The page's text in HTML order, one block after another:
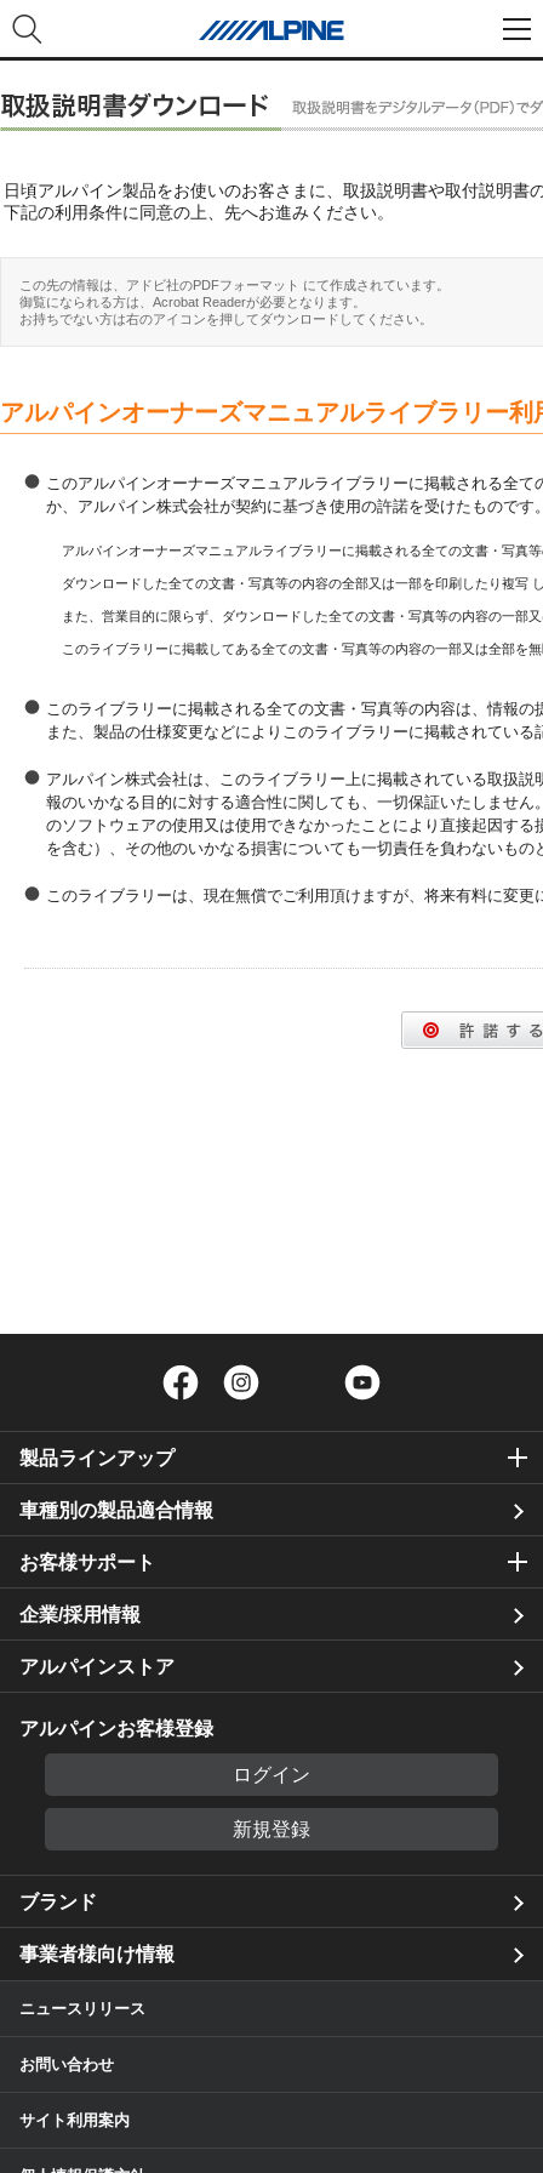
日頃アルパイン製品をお使いのお客さまに、取扱説明書や取付説明書
下記の利用条件に同意の上、先へお進みください。
この先の情報は、アドビ社のPDFフォーマット にて作成されています。
御覧になられる方は、Acrobat Readerが必要となります。
お持ちでない方は右のアイコンを押してダウンロードしてください。
アルパインオーナーズマニュアルライブラリー利
このアルパインオーナーズマニュアルライブラリーに掲載される全
か、アルパイン株式会社が契約に基づき使用の許諾を受けたもので
アルパインオーナーズマニュアルライブラリーに掲載される全ての文書・写真
ダウンロードした全ての文書・写真等の内容の全部又は一部を印刷したり複写
また、営業目的に限らず、ダウンロードした全ての文書・写真等の内容の一
このライブラリーに掲載してある全ての文書・写真等の内容の一部又は全部を
このライブラリーに掲載される全ての文書・写真等の内容は、情報
また、製品の仕様変更などによりこのライブラリーに掲載されてい
アルパイン株式会社は、このライブラリー上に掲載されている取扱
報のいかなる目的に対する適合性に関しても、一切保証いたしませ
のソフトウェアの使用又は使用できなかったことにより直接起因す
を含む）、その他のいかなる損害についても一切責任を負わないもの
このライブラリーは、現在無償でご利用頂けますが、将来有料に変
Facebook Twitter
製品ラインアップ
車種別の製品適合情報
お客様サポート
企業/採用情報
アルパインストア
アルパインお客様登録
ログイン
新規登録
ブランド
事業者様向け情報
ニュースリリース
お問い合わせ
サイト利用案内